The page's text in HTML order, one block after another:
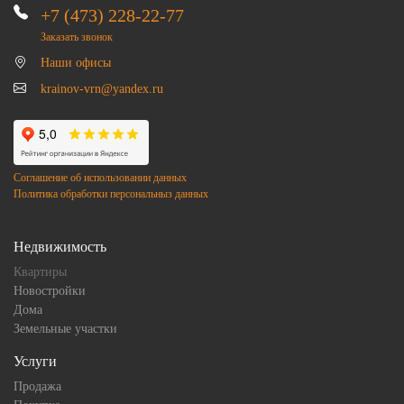
+7 (473) 228-22-77
Заказать звонок
Наши офисы
krainov-vrn@yandex.ru
Соглашение об использовании данных
Политика обработки персональныз данных
Недвижимость
Квартиры
Новостройки
Дома
Земельные участки
Услуги
Продажа